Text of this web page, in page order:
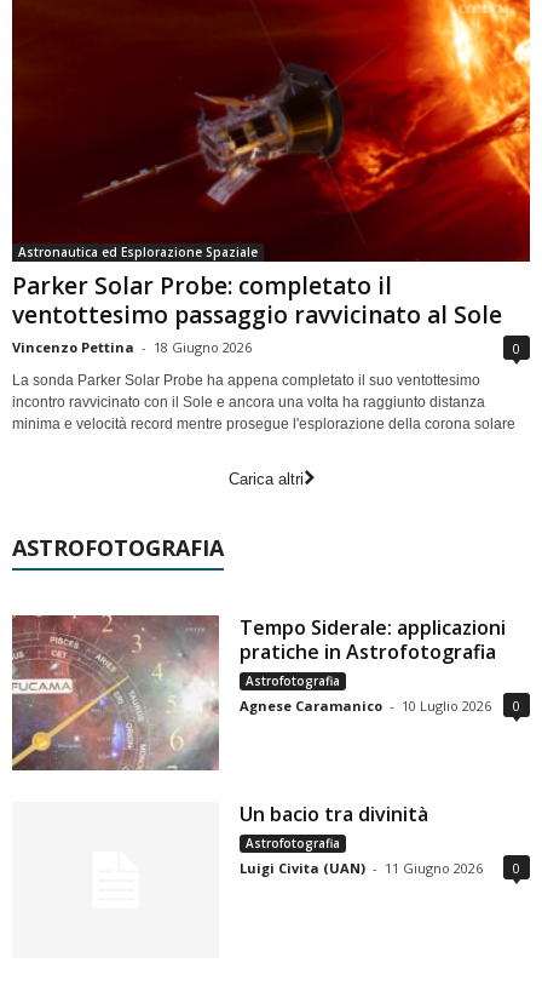
Astronautica ed Esplorazione Spaziale
Parker Solar Probe: completato il
ventottesimo passaggio ravvicinato al Sole
Vincenzo Pettina - 18 Giugno 2026 0
La sonda Parker Solar Probe ha appena completato il suo ventottesimo
incontro ravvicinato con il Sole e ancora una volta ha raggiunto distanza
minima e velocità record mentre prosegue l'esplorazione della corona solare
Carica altri
ASTROFOTOGRAFIA
Tempo Siderale: applicazioni
pratiche in Astrofotografia
Astrofotografia
Agnese Caramanico - 10 Luglio 2026 0
Un bacio tra divinità
Astrofotografia
Luigi Civita (UAN) - 11 Giugno 2026 0